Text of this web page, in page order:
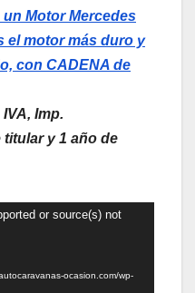
un Motor Mercedes
el motor más duro y
con CADENA de
IVA, Imp.
y 1 año de
or source(s) not
ocasion.com/wp-